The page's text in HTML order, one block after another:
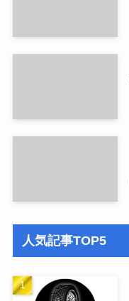
人気記事TOP5